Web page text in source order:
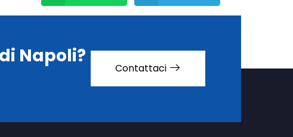
Napoli?
Contattaci